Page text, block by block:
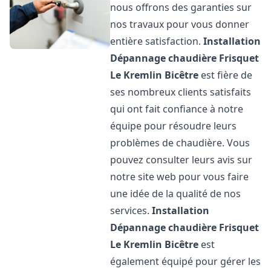
nous offrons des garanties sur
nos travaux pour vous donner
entière satisfaction.Installation
Dépannage chaudière Frisquet
Le Kremlin Bicêtre est fière de
ses nombreux clients satisfaits
qui ont fait confiance à notre
équipe pour résoudre leurs
problèmes de chaudière. Vous
pouvez consulter leurs avis sur
notre site web pour vous faire
une idée de la qualité de nos
services.Installation
Dépannage chaudière Frisquet
Le Kremlin Bicêtre est
également équipé pour gérer les